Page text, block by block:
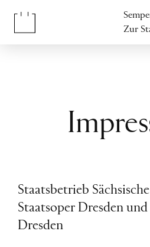
Zur
Staatsbetrieb
Staatsoper Dresden
Dresden